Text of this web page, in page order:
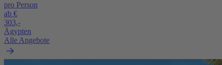
pro Person
ab €
303,-
Ägypten
Alle Angebote